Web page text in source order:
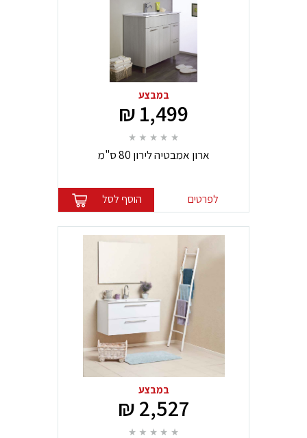
במבצע
1,499 ₪
ארון אמבטיה לירון 80 ס"מ
לפרטים הוסף לסל
במבצע
2,527 ₪